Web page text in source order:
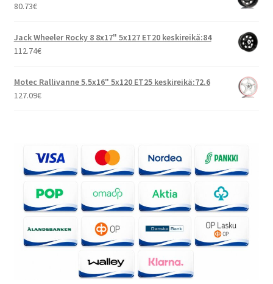
80.73€
Jack Wheeler Rocky 8 8x17" 5x127 ET20 keskireikä:84
112.74€
Motec Rallivanne 5.5x16" 5x120 ET25 keskireikä:72.6
127.09€